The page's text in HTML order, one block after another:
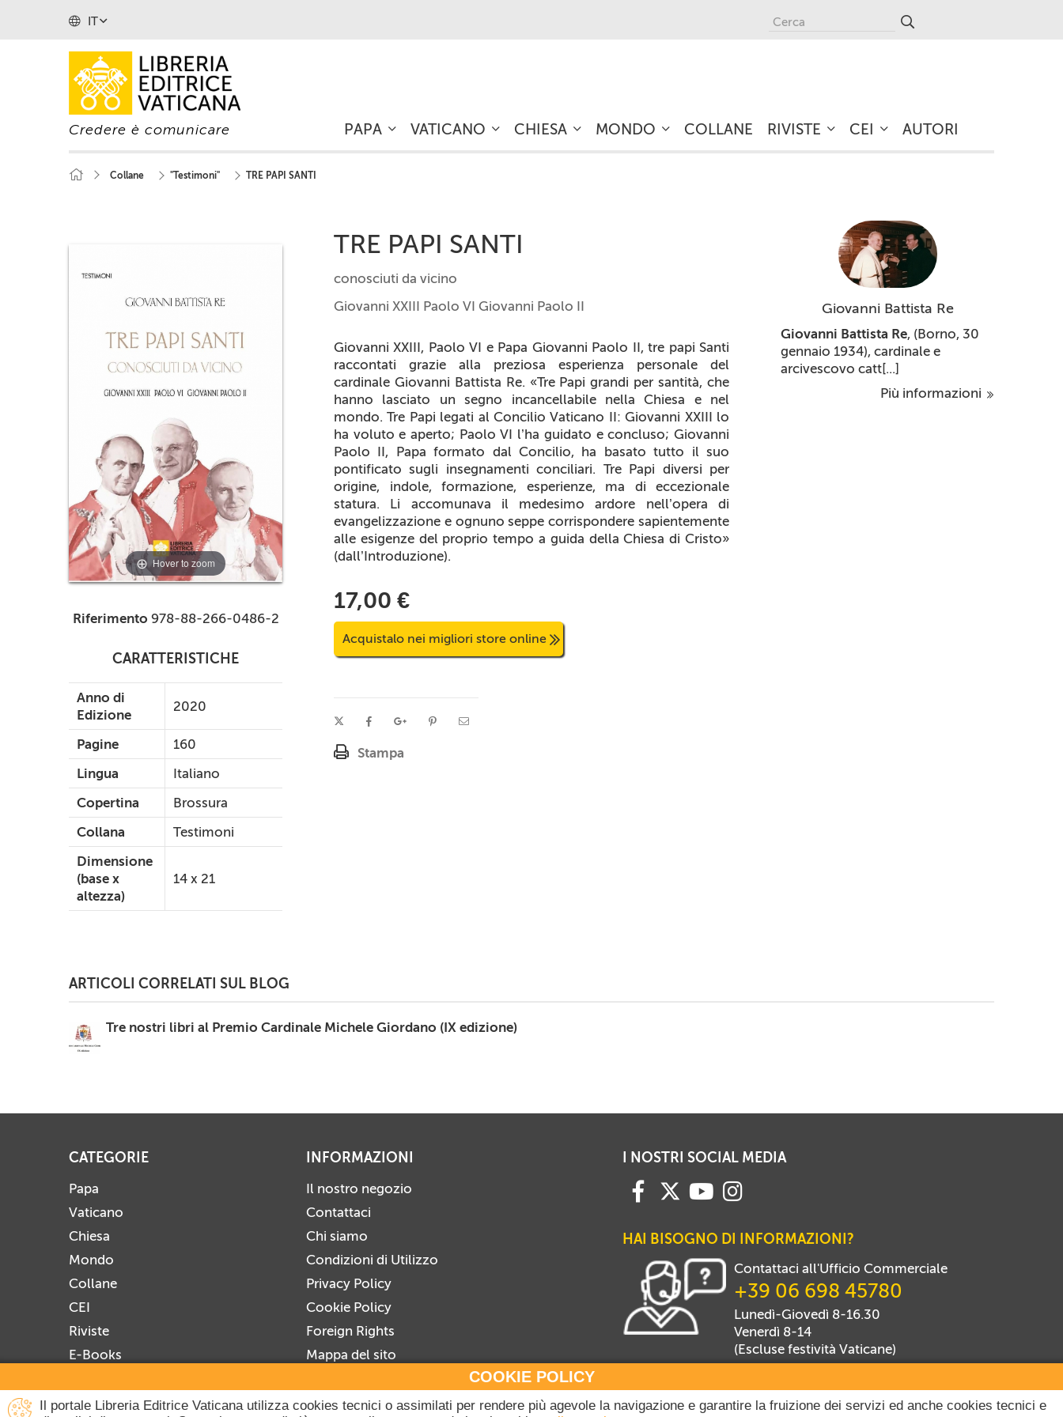
IT
Credere è comunicare PAPA VATICANO CHIESA MONDO COLLANE RIVISTE CEI AUTORI
Collane "Testimoni" TRE PAPI SANTI
Hover to zoom
Riferimento 978-88-266-0486-2
CARATTERISTICHE
Anno di
Edizione
2020
Pagine
160
Lingua
Italiano
Copertina
Brossura
Collana
Testimoni
Dimensione
(base x
altezza)
14 x 21
TRE PAPI SANTI
conosciuti da vicino
Giovanni XXIII Paolo VI Giovanni Paolo II
Giovanni XXIII, Paolo VI e Papa Giovanni Paolo II, tre papi Santi
raccontati grazie alla preziosa esperienza personale del
cardinale Giovanni Battista Re. «Tre Papi grandi per santità, che
hanno lasciato un segno incancellabile nella Chiesa e nel
mondo. Tre Papi legati al Concilio Vaticano II: Giovanni XXIII lo
ha voluto e aperto; Paolo VI l’ha guidato e concluso; Giovanni
Paolo II, Papa formato dal Concilio, ha basato tutto il suo
pontificato sugli insegnamenti conciliari. Tre Papi diversi per
origine, indole, formazione, esperienze, ma di eccezionale
statura. Li accomunava il medesimo ardore nell’opera di
evangelizzazione e ognuno seppe corrispondere sapientemente
alle esigenze del proprio tempo a guida della Chiesa di Cristo»
(dall’Introduzione).
17,00 €
Acquistalo nei migliori store online
Stampa
Giovanni Battista Re
Giovanni Battista Re, (Borno, 30
gennaio 1934), cardinale e
arcivescovo catt[...]
Più informazioni
ARTICOLI CORRELATI SUL BLOG
Tre nostri libri al Premio Cardinale Michele Giordano (IX edizione)
COOKIE POLICY
Il portale Libreria Editrice Vaticana utilizza cookies tecnici o assimilati per rendere più agevole la navigazione e garantire la fruizione dei servizi ed anche cookies tecnici e
CATEGORIE
Papa
Vaticano
Chiesa
Mondo
Collane
CEI
Riviste
E-Books
INFORMAZIONI
Il nostro negozio
Contattaci
Chi siamo
Condizioni di Utilizzo
Privacy Policy
Cookie Policy
Foreign Rights
Mappa del sito
Disiscriviti dalla Newsletter
I NOSTRI SOCIAL MEDIA
HAI BISOGNO DI INFORMAZIONI?
Contattaci all'Ufficio Commerciale
+39 06 698 45780
Lunedì-Giovedì 8-16.30
Venerdì 8-14
(Escluse festività Vaticane)